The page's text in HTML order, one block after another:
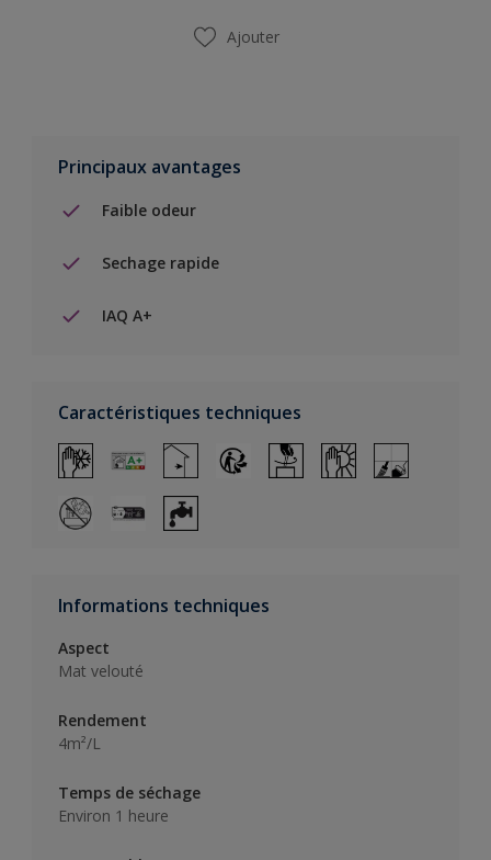
Ajouter
Principaux avantages
Faible odeur
Sechage rapide
IAQ A+
Caractéristiques techniques
Informations techniques
Aspect
Mat velouté
Rendement
4m²/L
Temps de séchage
Environ 1 heure